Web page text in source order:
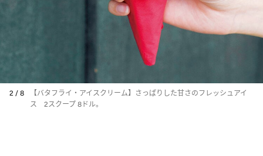
2 / 8
【バタフライ・アイスクリーム】さっぱりした甘さのフレッシュアイ
ス 2スクープ 8ドル。